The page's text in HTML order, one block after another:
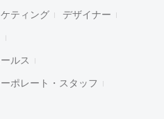
ティング デザイナー
ルス
ーポレート・スタッフ